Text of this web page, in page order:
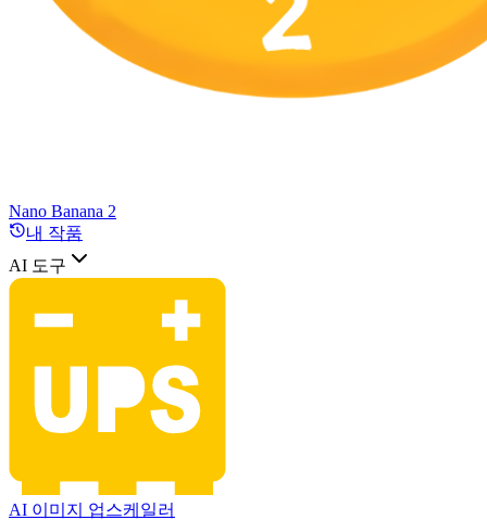
Nano Banana 2
내 작품
AI 도구
AI 이미지 업스케일러